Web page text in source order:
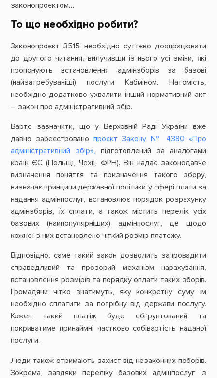
законопроєктом…
То що необхідно робити?
Законопроєкт 3515 необхідно суттєво доопрацювати
до другого читання, вилучивши із нього усі зміни, які
пропонують встановлення адмінзборів за базові
(найзатребуваніші) послуги Кабміном. Натомість,
необхідно додатково ухвалити інший нормативний акт
– закон про адміністративний збір.
Варто зазначити, що у Верховній Раді України вже
давно зареєстровано проєкт Закону № 4380 «Про
адміністративний збір», підготовлений за аналогами
країн ЄС (Польщі, Чехії, ФРН). Він надає законодавче
визначення поняття та призначення такого збору,
визначає принципи державної політики у сфері плати за
надання адмінпослуг, встановлює порядок розрахунку
адмінзборів, їх сплати, а також містить перелік усіх
базових (найпопулярніших) адмінпослуг, де щодо
кожної з них встановлено чіткий розмір платежу.
Відповідно, саме такий закон дозволить запровадити
справедливий та прозорий механізм нарахування,
встановлення розмірів та порядку оплати таких зборів.
Громадяни чітко знатимуть, яку конкретну суму їм
необхідно сплатити за потрібну від держави послугу.
Кожен такий платіж буде обґрунтований та
покриватиме принаймні частково собівартість наданої
послуги.
Люди також отримають захист від незаконних поборів.
Зокрема, завдяки переліку базових адмінпослуг із